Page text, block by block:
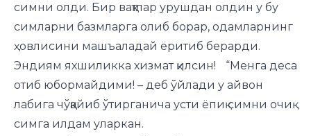
симни олди. Бир вақтлар урушдан олдин у бу
симларни базмларга олиб борар, одамларнинг
ҳовлисини машъаладай ёритиб берарди.
Эндиям яхшиликка хизмат қилсин! “Менга деса
отиб юбормайдими! – деб ўйлади у айвон
лабига чўққайиб ўтирганича усти ёпиқ симни очиқ
симга илдам уларкан.